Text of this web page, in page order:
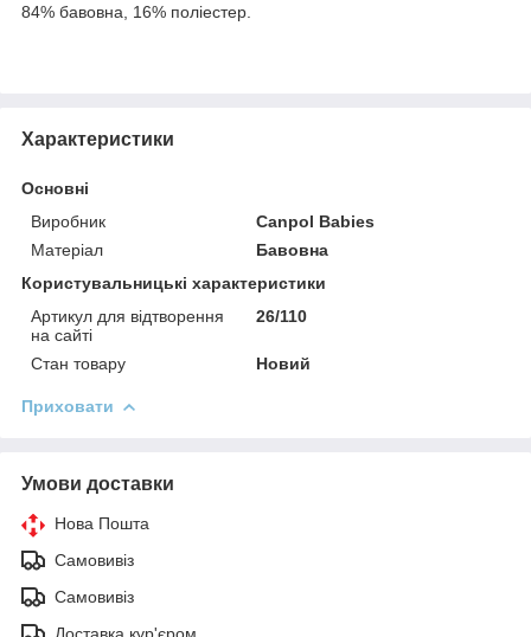
84% бавовна, 16% поліестер.
Характеристики
Основні
Виробник
Canpol Babies
Матеріал
Бавовна
Користувальницькі характеристики
Артикул для відтворення
на сайті
26/110
Стан товару Новий
Приховати
Умови доставки
Нова Пошта
Самовивіз
Самовивіз
Доставка кур'єром